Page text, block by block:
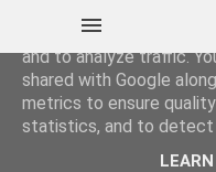
This site uses cookies
and to analyze traffic.
shared with Google
metrics to ensure
statistics, and to detect